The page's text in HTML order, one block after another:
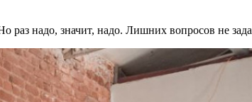
надо, значит, надо. Лишних вопросов не